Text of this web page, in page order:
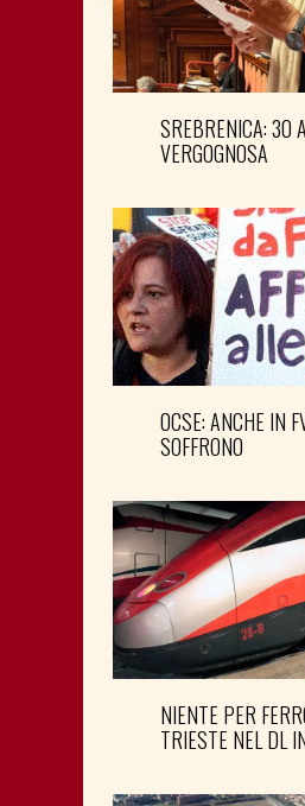
SREBRENICA: 30
VERGOGNOSA
OCSE: ANCHE IN
SOFFRONO
NIENTE PER
TRIESTE NEL DL